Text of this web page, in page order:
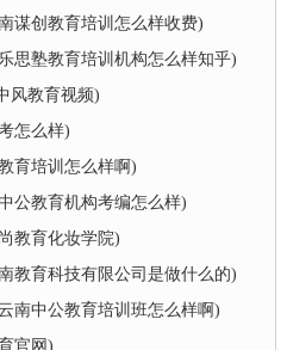
谋创教育培训怎么样收费)
思塾教育培训机构怎么样知乎)
风教育视频)
怎么样)
育培训怎么样啊)
公教育机构考编怎么样)
教育化妆学院)
教育科技有限公司是做什么的)
南中公教育培训班怎么样啊)
官网)